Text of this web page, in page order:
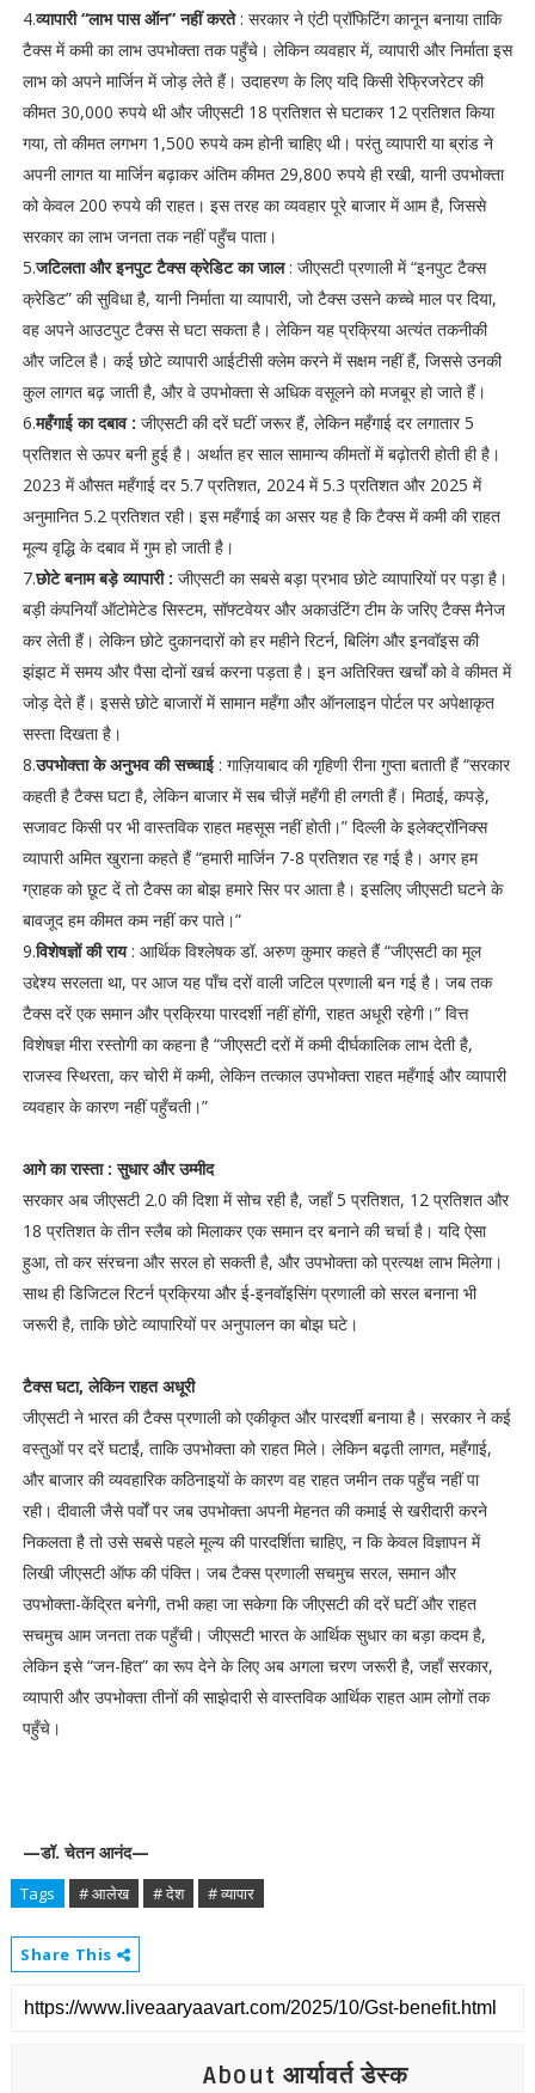
4.व्यापारी “लाभ पास ऑन” नहीं करते : सरकार ने एंटी प्रॉफिटिंग कानून बनाया ताकि
टैक्स में कमी का लाभ उपभोक्ता तक पहुँचे। लेकिन व्यवहार में, व्यापारी और निर्माता इस
लाभ को अपने मार्जिन में जोड़ लेते हैं। उदाहरण के लिए यदि किसी रेफ्रिजरेटर की
कीमत 30,000 रुपये थी और जीएसटी 18 प्रतिशत से घटाकर 12 प्रतिशत किया
गया, तो कीमत लगभग 1,500 रुपये कम होनी चाहिए थी। परंतु व्यापारी या ब्रांड ने
अपनी लागत या मार्जिन बढ़ाकर अंतिम कीमत 29,800 रुपये ही रखी, यानी उपभोक्ता
को केवल 200 रुपये की राहत। इस तरह का व्यवहार पूरे बाजार में आम है, जिससे
सरकार का लाभ जनता तक नहीं पहुँच पाता।
5.जटिलता और इनपुट टैक्स क्रेडिट का जाल: जीएसटी प्रणाली में “इनपुट टैक्स
क्रेडिट” की सुविधा है, यानी निर्माता या व्यापारी, जो टैक्स उसने कच्चे माल पर दिया,
वह अपने आउटपुट टैक्स से घटा सकता है। लेकिन यह प्रक्रिया अत्यंत तकनीकी
और जटिल है। कई छोटे व्यापारी आईटीसी क्लेम करने में सक्षम नहीं हैं, जिससे उनकी
कुल लागत बढ़ जाती है, और वे उपभोक्ता से अधिक वसूलने को मजबूर हो जाते हैं।
6.महँगाई का दबाव : जीएसटी की दरें घटीं जरूर हैं, लेकिन महँगाई दर लगातार 5
प्रतिशत से ऊपर बनी हुई है। अर्थात हर साल सामान्य कीमतों में बढ़ोतरी होती ही है।
2023 में औसत महँगाई दर 5.7 प्रतिशत, 2024 में 5.3 प्रतिशत और 2025 में
अनुमानित 5.2 प्रतिशत रही। इस महँगाई का असर यह है कि टैक्स में कमी की राहत
मूल्य वृद्धि के दबाव में गुम हो जाती है।
7.छोटे बनाम बड़े व्यापारी : जीएसटी का सबसे बड़ा प्रभाव छोटे व्यापारियों पर पड़ा है।
बड़ी कंपनियाँ ऑटोमेटेड सिस्टम, सॉफ्टवेयर और अकाउंटिंग टीम के जरिए टैक्स मैनेज
कर लेती हैं। लेकिन छोटे दुकानदारों को हर महीने रिटर्न, बिलिंग और इनवॉइस की
झंझट में समय और पैसा दोनों खर्च करना पड़ता है। इन अतिरिक्त खर्चों को वे कीमत में
जोड़ देते हैं। इससे छोटे बाजारों में सामान महँगा और ऑनलाइन पोर्टल पर अपेक्षाकृत
सस्ता दिखता है।
8.उपभोक्ता के अनुभव की सच्चाई: गाज़ियाबाद की गृहिणी रीना गुप्ता बताती हैं “सरकार
कहती है टैक्स घटा है, लेकिन बाजार में सब चीज़ें महँगी ही लगती हैं। मिठाई, कपड़े,
सजावट किसी पर भी वास्तविक राहत महसूस नहीं होती।” दिल्ली के इलेक्ट्रॉनिक्स
व्यापारी अमित खुराना कहते हैं “हमारी मार्जिन 7-8 प्रतिशत रह गई है। अगर हम
ग्राहक को छूट दें तो टैक्स का बोझ हमारे सिर पर आता है। इसलिए जीएसटी घटने के
बावजूद हम कीमत कम नहीं कर पाते।”
9.विशेषज्ञों की राय: आर्थिक विश्लेषक डॉ. अरुण कुमार कहते हैं “जीएसटी का मूल
उद्देश्य सरलता था, पर आज यह पाँच दरों वाली जटिल प्रणाली बन गई है। जब तक
टैक्स दरें एक समान और प्रक्रिया पारदर्शी नहीं होंगी, राहत अधूरी रहेगी।” वित्त
विशेषज्ञ मीरा रस्तोगी का कहना है “जीएसटी दरों में कमी दीर्घकालिक लाभ देती है,
राजस्व स्थिरता, कर चोरी में कमी, लेकिन तत्काल उपभोक्ता राहत महँगाई और व्यापारी
व्यवहार के कारण नहीं पहुँचती।”
आगे का रास्ता : सुधार और उम्मीद
सरकार अब जीएसटी 2.0 की दिशा में सोच रही है, जहाँ 5 प्रतिशत, 12 प्रतिशत और
18 प्रतिशत के तीन स्लैब को मिलाकर एक समान दर बनाने की चर्चा है। यदि ऐसा
हुआ, तो कर संरचना और सरल हो सकती है, और उपभोक्ता को प्रत्यक्ष लाभ मिलेगा।
साथ ही डिजिटल रिटर्न प्रक्रिया और ई-इनवॉइसिंग प्रणाली को सरल बनाना भी
जरूरी है, ताकि छोटे व्यापारियों पर अनुपालन का बोझ घटे।
टैक्स घटा, लेकिन राहत अधूरी
जीएसटी ने भारत की टैक्स प्रणाली को एकीकृत और पारदर्शी बनाया है। सरकार ने कई
वस्तुओं पर दरें घटाईं, ताकि उपभोक्ता को राहत मिले। लेकिन बढ़ती लागत, महँगाई,
और बाजार की व्यवहारिक कठिनाइयों के कारण वह राहत जमीन तक पहुँच नहीं पा
रही। दीवाली जैसे पर्वों पर जब उपभोक्ता अपनी मेहनत की कमाई से खरीदारी करने
निकलता है तो उसे सबसे पहले मूल्य की पारदर्शिता चाहिए, न कि केवल विज्ञापन में
लिखी जीएसटी ऑफ की पंक्ति। जब टैक्स प्रणाली सचमुच सरल, समान और
उपभोक्ता-केंद्रित बनेगी, तभी कहा जा सकेगा कि जीएसटी की दरें घटीं और राहत
सचमुच आम जनता तक पहुँची। जीएसटी भारत के आर्थिक सुधार का बड़ा कदम है,
लेकिन इसे “जन-हित” का रूप देने के लिए अब अगला चरण जरूरी है, जहाँ सरकार,
व्यापारी और उपभोक्ता तीनों की साझेदारी से वास्तविक आर्थिक राहत आम लोगों तक
पहुँचे।
—डॉ. चेतन आनंद—
Tags # आलेख # देश # व्यापार
Share This
About आर्यावर्त डेस्क